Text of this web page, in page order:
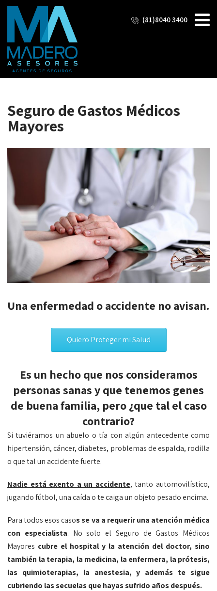
(81)8040 3400
Seguro de Gastos Médicos
Mayores
Una enfermedad o accidente no avisan.
Quiero Proteger mi Salud
Es un hecho que nos consideramos
personas sanas y que tenemos genes
de buena familia, pero ¿que tal el caso
contrario?
Si tuviéramos un abuelo o tía con algún antecedente como
hipertensión, cáncer, diabetes, problemas de espalda, rodilla
o que tal un accidente fuerte.
Nadie está exento a un accidente, tanto automovilístico,
jugando fútbol, una caída o te caiga un objeto pesado encima.
Para todos esos casos se va a requerir una atención médica
con especialista. No solo el Seguro de Gastos Médicos
Mayores cubre el hospital y la atención del doctor, sino
también la terapia, la medicina, la enfermera, la prótesis,
las quimioterapias, la anestesia, y además te sigue
cubriendo las secuelas que hayas sufrido años después.